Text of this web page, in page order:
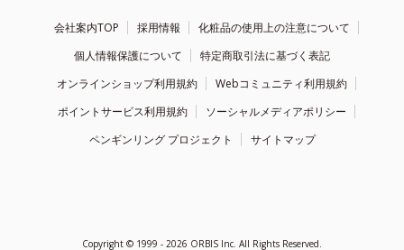
会社案内TOP 採用情報
化粧品の使用上の注意について
個人情報保護について
特定商取引法に基づく表記
オンラインショップ利用規約
Webコミュニティ利用規約
ポイントサービス利用規約
ソーシャルメディアポリシー
ペンギンリング プロジェクト
サイトマップ
Copyright © 1999 - 2026 ORBIS Inc. All Rights Reserved.